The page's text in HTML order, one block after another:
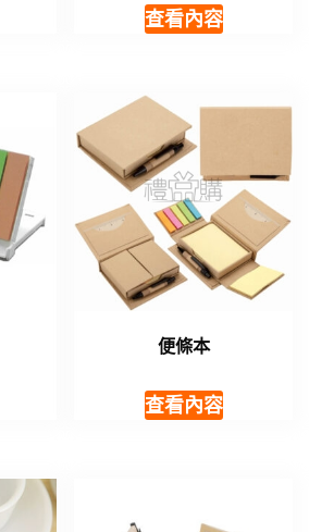
查看內容
便條本
查看內容